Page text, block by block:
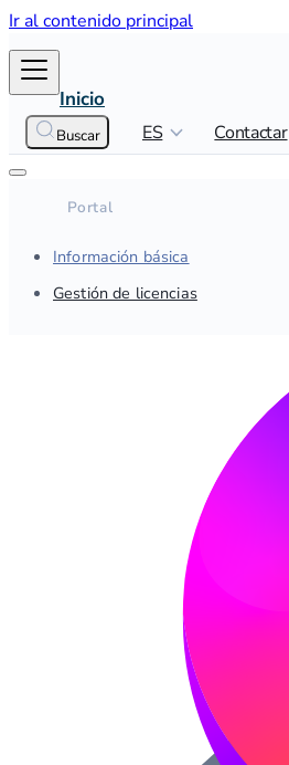
Ir al contenido principal
Inicio
ES Contactar
Buscar
Información básica
Gestión de licencias